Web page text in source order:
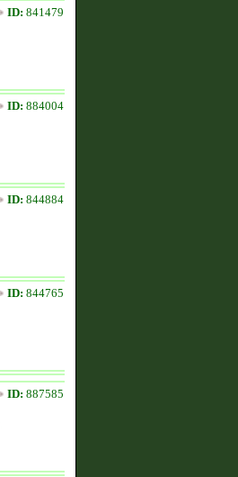
ID: 841479
ID: 884004
ID: 844884
ID: 844765
ID: 887585